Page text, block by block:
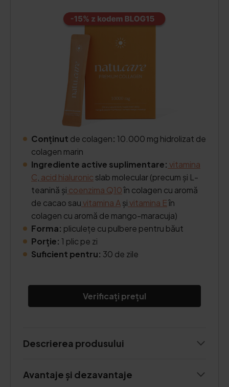
Conținut de colagen: 10.000 mg hidrolizat de
colagen marin
Ingrediente active suplimentare: vitamina
C acid hialuronic slab molecular (precum și L-
teanină și coenzima Q10în colagen cu aromă
de cacao sauvitamina Așivitamina Eîn
colagen cu aromă de mango-maracuja)
Forma: pliculețe cu pulbere pentru băut
Porție: 1 plic pe zi
Suficient pentru: 30 de zile
Verificați prețul
Descrierea produsului
Avantaje și dezavantaje